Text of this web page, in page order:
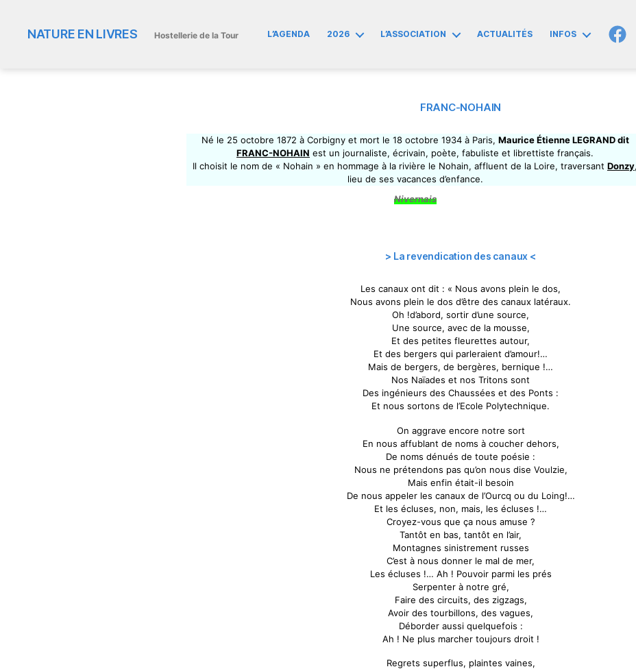
NATURE EN LIVRES Hostellerie de la Tour L’AGENDA 2026 L’ASSOCIATION ACTUALITÉS INFOS
FRANC-NOHAIN
Né le 25 octobre 1872 à Corbigny et mort le 18 octobre 1934 à Paris, Maurice Étienne LEGRAND dit
FRANC-NOHAIN est un journaliste, écrivain, poète, fabuliste et librettiste français.
Il choisit le nom de « Nohain » en hommage à la rivière le Nohain, affluent de la Loire, traversant Donzy,
lieu de ses vacances d’enfance.
Nivernais
> La revendication des canaux <
Les canaux ont dit : « Nous avons plein le dos,
Nous avons plein le dos d’être des canaux latéraux.
Oh !d’abord, sortir d’une source,
Une source, avec de la mousse,
Et des petites fleurettes autour,
Et des bergers qui parleraient d’amour!…
Mais de bergers, de bergères, bernique !…
Nos Naïades et nos Tritons sont
Des ingénieurs des Chaussées et des Ponts :
Et nous sortons de l’Ecole Polytechnique.
On aggrave encore notre sort
En nous affublant de noms à coucher dehors,
De noms dénués de toute poésie :
Nous ne prétendons pas qu’on nous dise Voulzie,
Mais enfin était-il besoin
De nous appeler les canaux de l’Ourcq ou du Loing!…
Et les écluses, non, mais, les écluses !…
Croyez-vous que ça nous amuse ?
Tantôt en bas, tantôt en l’air,
Montagnes sinistrement russes
C’est à nous donner le mal de mer,
Les écluses !… Ah ! Pouvoir parmi les prés
Serpenter à notre gré,
Faire des circuits, des zigzags,
Avoir des tourbillons, des vagues,
Déborder aussi quelquefois :
Ah ! Ne plus marcher toujours droit !
Regrets superflus, plaintes vaines,